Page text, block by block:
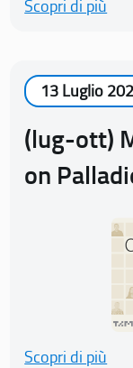
Scopri di più
13 Luglio
(lug-ott)
on
Scopri di più